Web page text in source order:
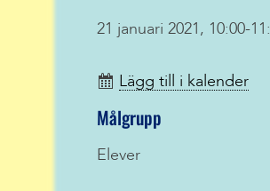
21 januari 2021, 10:00-
Lägg till i kalender
Målgrupp
Elever